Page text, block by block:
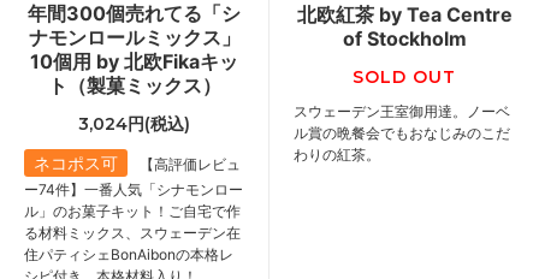
年間300個売れてる「シ
ナモンロールミックス」
10個用 by 北欧Fikaキッ
ト（製菓ミックス）
3,024円(税込)
ネコポス可
【高評価レビュ
ー74件】一番人気「シナモンロー
ル」のお菓子キット！ご自宅で作
る材料ミックス、スウェーデン在
住パティシェBonAibonの本格レ
北欧紅茶 by Tea Centre
of Stockholm
SOLD OUT
スウェーデン王室御用達。ノーベ
ル賞の晩餐会でもおなじみのこだ
わりの紅茶。